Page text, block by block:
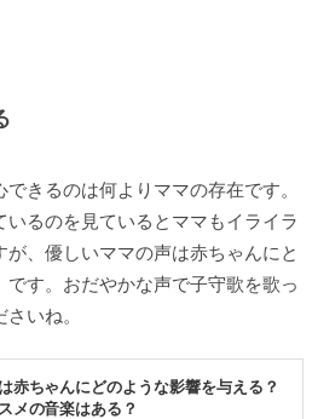
きるのは何よりママの存在です。
るのを見ているとママもイライラ
が、優しいママの声は赤ちゃんにと
です。おだやかな声で子守歌を歌っ
いね。
赤ちゃんにどのような影響を与える？
メの音楽はある？